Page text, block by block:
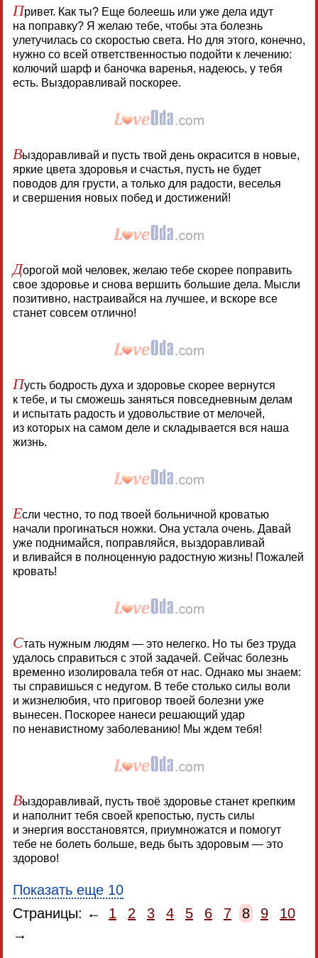
Привет. Как ты? Еще болеешь или уже дела идут
на поправку? Я желаю тебе, чтобы эта болезнь
улетучилась со скоростью света. Но для этого, конечно,
нужно со всей ответственностью подойти к лечению:
колючий шарф и баночка варенья, надеюсь, у тебя
есть. Выздоравливай поскорее.
Выздоравливай и пусть твой день окрасится в новые,
яркие цвета здоровья и счастья, пусть не будет
поводов для грусти, а только для радости, веселья
и свершения новых побед и достижений!
Дорогой мой человек, желаю тебе скорее поправить
свое здоровье и снова вершить большие дела. Мысли
позитивно, настраивайся на лучшее, и вскоре все
станет совсем отлично!
Пусть бодрость духа и здоровье скорее вернутся
к тебе, и ты сможешь заняться повседневным делам
и испытать радость и удовольствие от мелочей,
из которых на самом деле и складывается вся наша
жизнь.
Если честно, то под твоей больничной кроватью
начали прогинаться ножки. Она устала очень. Давай
уже поднимайся, поправляйся, выздоравливай
и вливайся в полноценную радостную жизнь! Пожалей
кровать!
Стать нужным людям — это нелегко. Но ты без труда
удалось справиться с этой задачей. Сейчас болезнь
временно изолировала тебя от нас. Однако мы знаем:
ты справишься с недугом. В тебе столько силы воли
и жизнелюбия, что приговор твоей болезни уже
вынесен. Поскорее нанеси решающий удар
по ненавистному заболеванию! Мы ждем тебя!
Выздоравливай, пусть твоё здоровье станет крепким
и наполнит тебя своей крепостью, пусть силы
и энергия восстановятся, приумножатся и помогут
тебе не болеть больше, ведь быть здоровым — это
здорово!
Показать еще 10
Страницы: ←
1 2 3 4 5 6 7 8 9
10
→